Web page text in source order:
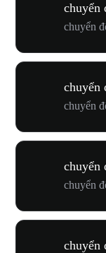
chuyển
chuyển
chuyển
chuyển
chuyển
chuyển